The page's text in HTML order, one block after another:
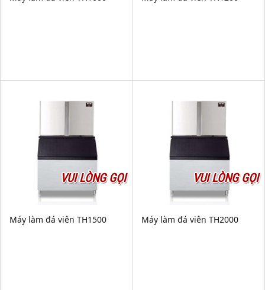
VUI LÒNG GỌI
Máy làm đá viên TH1500
VUI LÒNG GỌI
Máy làm đá viên TH2000